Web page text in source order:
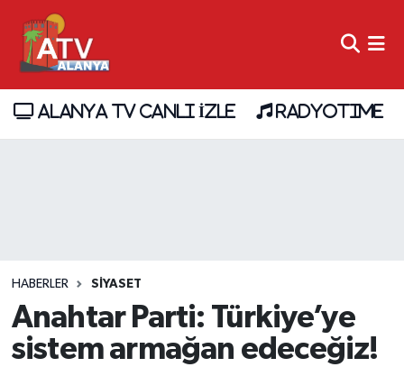
ALANYA TV CANLI İZLE RADYOTIME
HABERLER SİYASET
Anahtar Parti: Türkiye’ye
sistem armağan edeceğiz!